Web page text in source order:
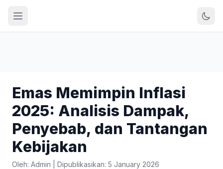
Emas Memimpin Inflasi
2025: Analisis Dampak,
Penyebab, dan Tantangan
Kebijakan
Oleh: Admin Dipublikasikan: 5 January 2026